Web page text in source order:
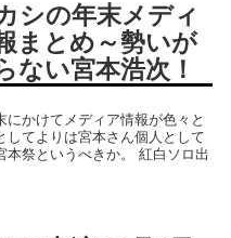
シの年末メディ
まとめ～勢いが
ない宮本浩次！
かけてメディア情報が色々と
してよりは宮本さん個人として
祭というべきか。 紅白ソロ出